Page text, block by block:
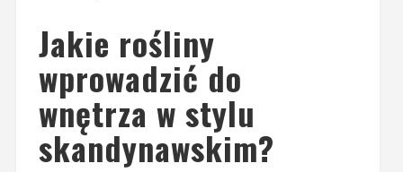
Jakie rośliny
wprowadzić do
wnętrza w stylu
skandynawskim?